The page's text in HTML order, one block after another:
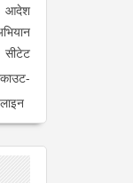
आदेश
सीटेट